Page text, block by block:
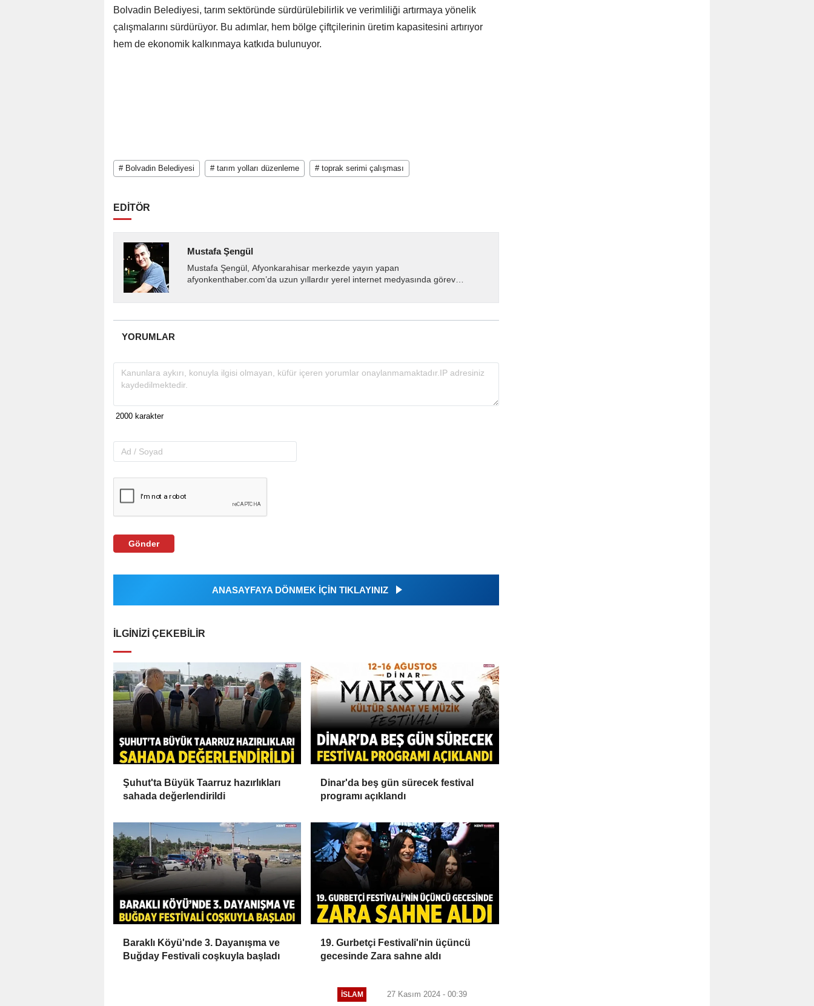
Bolvadin Belediyesi, tarım sektöründe sürdürülebilirlik ve verimliliği artırmaya yönelik
çalışmalarını sürdürüyor. Bu adımlar, hem bölge çiftçilerinin üretim kapasitesini artırıyor
hem de ekonomik kalkınmaya katkıda bulunuyor.
# Bolvadin Belediyesi # tarım yolları düzenleme # toprak serimi çalışması
EDİTÖR
Mustafa Şengül
Mustafa Şengül, Afyonkarahisar merkezde yayın yapan
afyonkenthaber.com’da uzun yıllardır yerel internet medyasında görev
YORUMLAR
Gönder
ANASAYFAYA DÖNMEK İÇİN TIKLAYINIZ
İLGINIZI ÇEKEBILIR
Şuhut'ta Büyük Taarruz hazırlıkları
sahada değerlendirildi
Dinar'da beş gün sürecek festival
programı açıklandı
Baraklı Köyü'nde 3. Dayanışma ve
Buğday Festivali coşkuyla başladı
19. Gurbetçi Festivali'nin üçüncü
gecesinde Zara sahne aldı
İSLAM 27 Kasım 2024 - 00:39